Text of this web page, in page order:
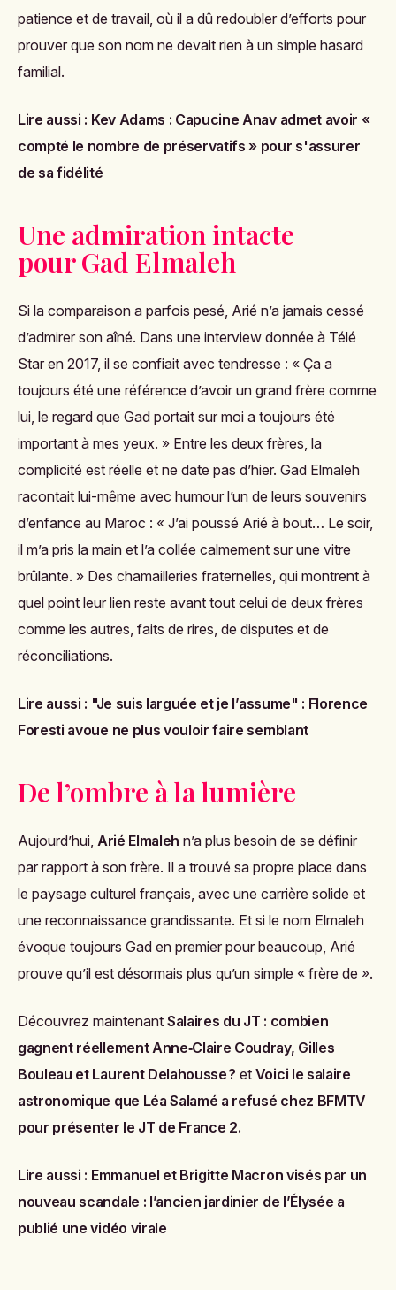
patience et de travail, où il a dû redoubler d’efforts pour
prouver que son nom ne devait rien à un simple hasard
familial.
Lire aussi : Kev Adams : Capucine Anav admet avoir «
compté le nombre de préservatifs » pour s'assurer
de sa fidélité
Une admiration intacte
pour Gad Elmaleh
Si la comparaison a parfois pesé, Arié n’a jamais cessé
d’admirer son aîné. Dans une interview donnée à Télé
Star en 2017, il se confiait avec tendresse : « Ça a
toujours été une référence d’avoir un grand frère comme
lui, le regard que Gad portait sur moi a toujours été
important à mes yeux. » Entre les deux frères, la
complicité est réelle et ne date pas d’hier. Gad Elmaleh
racontait lui-même avec humour l’un de leurs souvenirs
d’enfance au Maroc : « J’ai poussé Arié à bout… Le soir,
il m’a pris la main et l’a collée calmement sur une vitre
brûlante. » Des chamailleries fraternelles, qui montrent à
quel point leur lien reste avant tout celui de deux frères
comme les autres, faits de rires, de disputes et de
réconciliations.
Lire aussi : "Je suis larguée et je l’assume" : Florence
Foresti avoue ne plus vouloir faire semblant
De l’ombre à la lumière
Aujourd’hui, Arié Elmaleh n’a plus besoin de se définir
par rapport à son frère. Il a trouvé sa propre place dans
le paysage culturel français, avec une carrière solide et
une reconnaissance grandissante. Et si le nom Elmaleh
évoque toujours Gad en premier pour beaucoup, Arié
prouve qu’il est désormais plus qu’un simple « frère de ».
Découvrez maintenant Salaires du JT : combien
gagnent réellement Anne‑Claire Coudray, Gilles
Bouleau et Laurent Delahousse ? et Voici le salaire
astronomique que Léa Salamé a refusé chez BFMTV
pour présenter le JT de France 2.
Lire aussi : Emmanuel et Brigitte Macron visés par un
nouveau scandale : l’ancien jardinier de l’Élysée a
publié une vidéo virale